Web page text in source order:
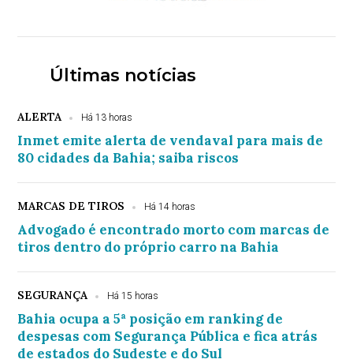
Últimas notícias
ALERTA Há 13 horas
Inmet emite alerta de vendaval para mais de
80 cidades da Bahia; saiba riscos
MARCAS DE TIROS Há 14 horas
Advogado é encontrado morto com marcas de
tiros dentro do próprio carro na Bahia
SEGURANÇA Há 15 horas
Bahia ocupa a 5ª posição em ranking de
despesas com Segurança Pública e fica atrás
de estados do Sudeste e do Sul